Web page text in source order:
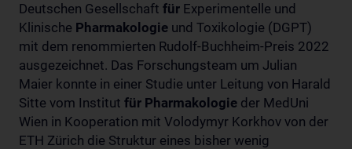
Deutschen Gesellschaft für Experimentelle und
Klinische Pharmakologie und Toxikologie (DGPT)
mit dem renommierten Rudolf-Buchheim-Preis 2022
ausgezeichnet. Das Forschungsteam um Julian
Maier konnte in einer Studie unter Leitung von Harald
Sitte vom Institut für Pharmakologie der MedUni
Wien in Kooperation mit Volodymyr Korkhov von der
ETH Zürich die Struktur eines bisher wenig